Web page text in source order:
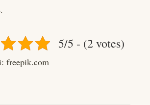
5/5 - (2 votes)
freepik.com